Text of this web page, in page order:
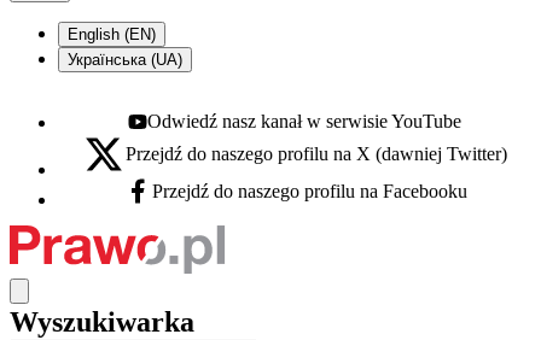
English (EN)
Українська (UA)
Youtube - otwiera się w nowej karcie
Odwiedź nasz kanał w serwisie YouTube
X - otwiera się w nowej karcie
Przejdź do naszego profilu na X (dawniej Twitter)
Facebook - otwiera się w nowej karcie
Przejdź do naszego profilu na Facebooku
Wyszukiwarka